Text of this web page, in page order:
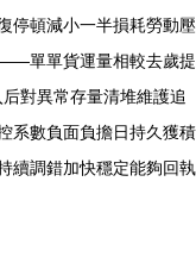
停頓減小一半損耗勞動壓
單單貨運量相較去歲提
對異常存量清堆維護追
系數負面負擔日持久獲積
續調錯加快穩定能夠回執